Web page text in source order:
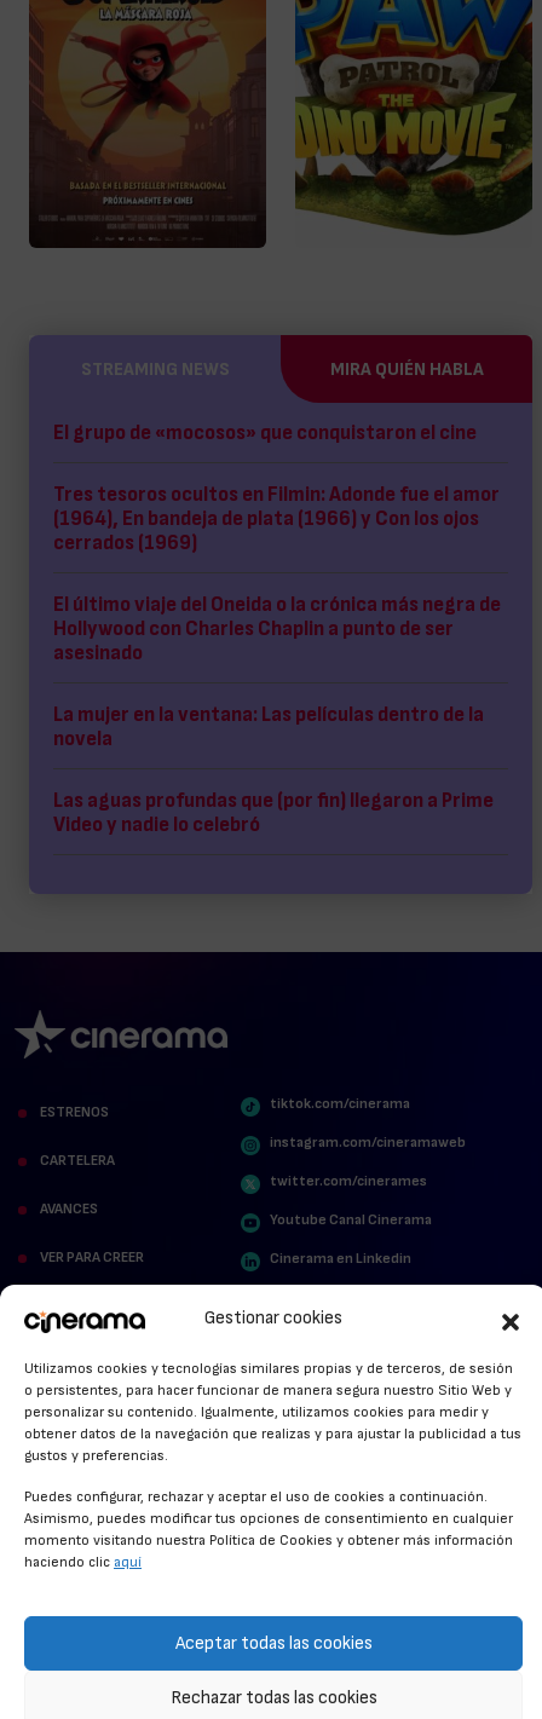
Gestionar cookies
Utilizamos cookies y tecnologías similares propias y de terceros, de sesión
o persistentes, para hacer funcionar de manera segura nuestro Sitio Web y
personalizar su contenido. Igualmente, utilizamos cookies para medir y
obtener datos de la navegación que realizas y para ajustar la publicidad a tus
gustos y preferencias.
Puedes configurar, rechazar y aceptar el uso de cookies a continuación.
Asimismo, puedes modificar tus opciones de consentimiento en cualquier
momento visitando nuestra Política de Cookies y obtener más información
haciendo clic aquí
Aceptar todas las cookies
Rechazar todas las cookies
STREAMING NEWS MIRA QUIÉN HABLA
El grupo de «mocosos» que conquistaron el cine
Tres tesoros ocultos en Filmin: Adonde fue el amor
(1964), En bandeja de plata (1966) y Con los ojos
cerrados (1969)
El último viaje del Oneida o la crónica más negra de
Hollywood con Charles Chaplin a punto de ser
asesinado
La mujer en la ventana: Las películas dentro de la
novela
Las aguas profundas que (por fin) llegaron a Prime
Video y nadie lo celebró
ESTRENOS
CARTELERA
AVANCES
VER PARA CREER
ALFOMBRA ROJA
ANUNCIOS DE CINE
tiktok.com/cinerama
instagram.com/cineramaweb
twitter.com/cinerames
Youtube Canal Cinerama
Cinerama en Linkedin
POLÍTICA DE PRIVACIDAD
CONTACTO